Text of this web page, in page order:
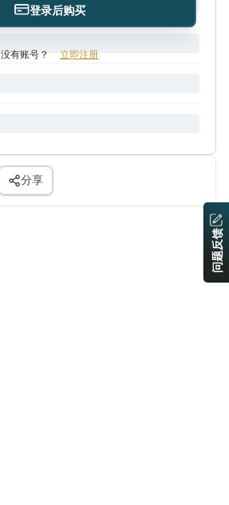
登录后购买
没有账号？ 立即注册
分享
问题反馈